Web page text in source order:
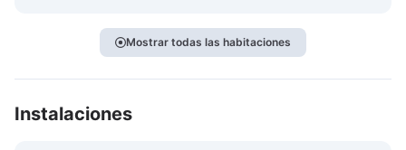
Mostrar todas las habitaciones
Instalaciones